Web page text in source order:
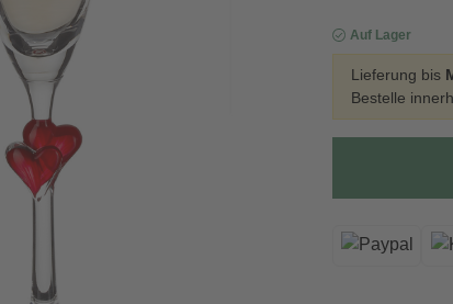
Auf Lager
Lieferung bis
Bestelle